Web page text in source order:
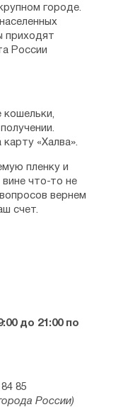
до 21:00 по
85
России)
городе.
приходят
России
кошельки,
«Халва».
пленку и
что-то не
вернем
счет.